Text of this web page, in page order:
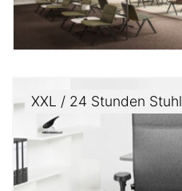
XXL / 24 Stunden Stuhl